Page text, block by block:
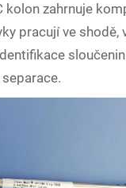
kolon zahrnuje
pracují ve